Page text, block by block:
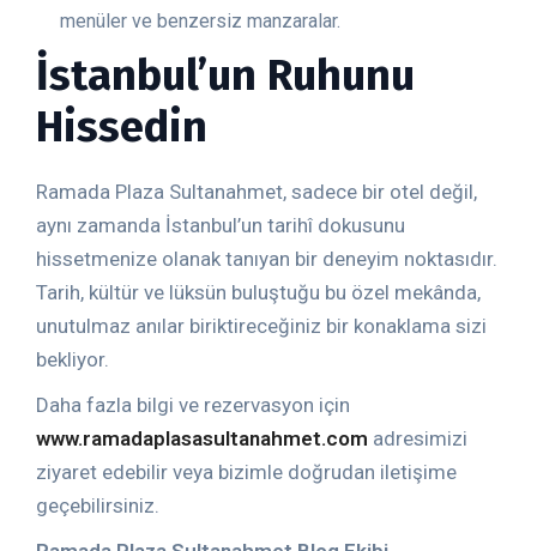
menüler ve benzersiz manzaralar.
İstanbul’un Ruhunu
Hissedin
Ramada Plaza Sultanahmet, sadece bir otel değil,
aynı zamanda İstanbul’un tarihî dokusunu
hissetmenize olanak tanıyan bir deneyim noktasıdır.
Tarih, kültür ve lüksün buluştuğu bu özel mekânda,
unutulmaz anılar biriktireceğiniz bir konaklama sizi
bekliyor.
Daha fazla bilgi ve rezervasyon için
www.ramadaplasasultanahmet.com adresimizi
ziyaret edebilir veya bizimle doğrudan iletişime
geçebilirsiniz.